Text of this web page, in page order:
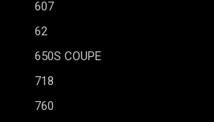
607
62
650S COUPE
718
760